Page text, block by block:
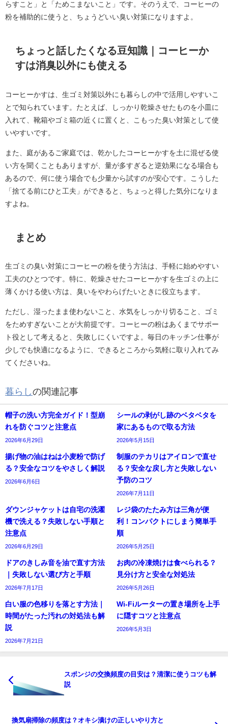
らすこと」と「ためこまないこと」です。そのうえで、コーヒーの
粉を補助的に使うと、ちょうどいい臭い対策になりますよ。
ちょっと話したくなる豆知識｜コーヒーか
すは消臭以外にも使える
コーヒーかすは、生ゴミ対策以外にも暮らしの中で活用しやすいこ
とで知られています。たとえば、しっかり乾燥させたものを小皿に
入れて、靴箱やゴミ箱の近くに置くと、こもった臭い対策として使
いやすいです。
また、庭があるご家庭では、乾かしたコーヒーかすを土に混ぜる使
い方を聞くこともありますが、量が多すぎると逆効果になる場合も
あるので、何に使う場合でも少量から試すのが安心です。こうした
「捨てる前にひと工夫」ができると、ちょっと得した気分になりま
すよね。
まとめ
生ゴミの臭い対策にコーヒーの粉を使う方法は、手軽に始めやすい
工夫のひとつです。特に、乾燥させたコーヒーかすを生ゴミの上に
薄くかける使い方は、臭いをやわらげたいときに役立ちます。
ただし、湿ったまま使わないこと、水気をしっかり切ること、ゴミ
をためすぎないことが大前提です。コーヒーの粉はあくまでサポー
ト役として考えると、失敗しにくいですよ。毎日のキッチン仕事が
少しでも快適になるように、できるところから気軽に取り入れてみ
てくださいね。
暮らしの関連記事
帽子の洗い方完全ガイド！型崩
れを防ぐコツと注意点
2026年6月29日
シールの剥がし跡のベタベタを
家にあるもので取る方法
2026年5月15日
揚げ物の油はねは小麦粉で防げ
る？安全なコツをやさしく解説
2026年6月6日
制服のテカリはアイロンで直せ
る？安全な戻し方と失敗しない
予防のコツ
2026年7月11日
ダウンジャケットは自宅の洗濯
機で洗える？失敗しない手順と
注意点
2026年6月29日
レジ袋のたたみ方は三角が便
利！コンパクトにしまう簡単手
順
2026年5月25日
ドアのきしみ音を油で直す方法
｜失敗しない選び方と手順
2026年7月17日
お肉の冷凍焼けは食べられる？
見分け方と安全な対処法
2026年5月26日
白い服の色移りを落とす方法｜
時間がたった汚れの対処法も解
説
2026年7月21日
Wi-Fiルーターの置き場所を上手
に隠すコツと注意点
2026年5月3日
スポンジの交換頻度の目安は？清潔に使うコツも解
説
換気扇掃除の頻度は？オキシ漬けの正しいやり方と